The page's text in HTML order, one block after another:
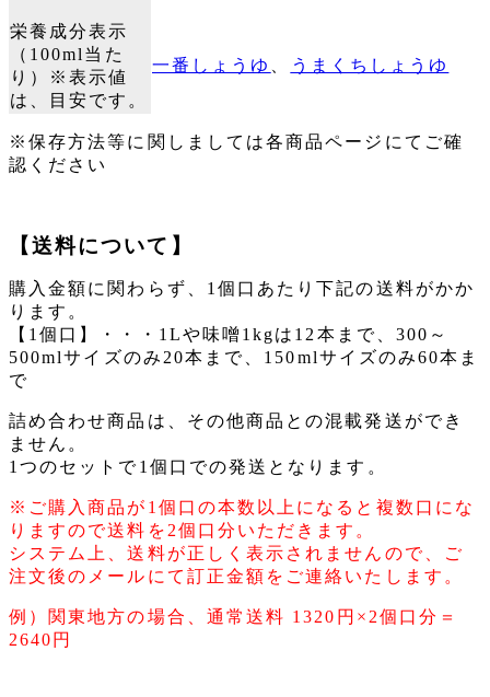
栄養成分表示
（100ml当た
り）※表示値
は、目安です。
一番しょうゆ うまくちしょうゆ
※保存方法等に関しましては各商品ページにてご確
認ください
【送料について】
購入金額に関わらず、1個口あたり下記の送料がかか
ります。
【1個口】・・・1Lや味噌1kgは12本まで、300～
500mlサイズのみ20本まで、150mlサイズのみ60本ま
で
詰め合わせ商品は、その他商品との混載発送ができ
ません。
1つのセットで1個口での発送となります。
※ご購入商品が1個口の本数以上になると複数口にな
りますので送料を2個口分いただきます。
システム上、送料が正しく表示されませんので、ご
注文後のメールにて訂正金額をご連絡いたします。
例）関東地方の場合、通常送料 1320円×2個口分＝
2640円